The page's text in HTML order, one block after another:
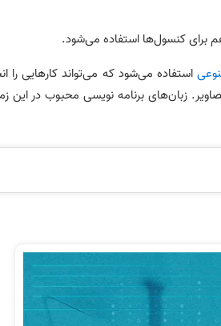
برای کنسول‌ها استفاده می‌شود.
استفاده می‌‌شود که می‌‌تواند کارهایی را
زبان‌های برنامه نویسی محبوب در این